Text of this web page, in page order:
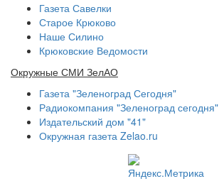
Газета Савелки
Старое Крюково
Наше Силино
Крюковские Ведомости
Окружные СМИ ЗелАО
Газета "Зеленоград Сегодня"
Радиокомпания "Зеленоград сегодня"
Издательский дом "41"
Окружная газета Zelao.ru